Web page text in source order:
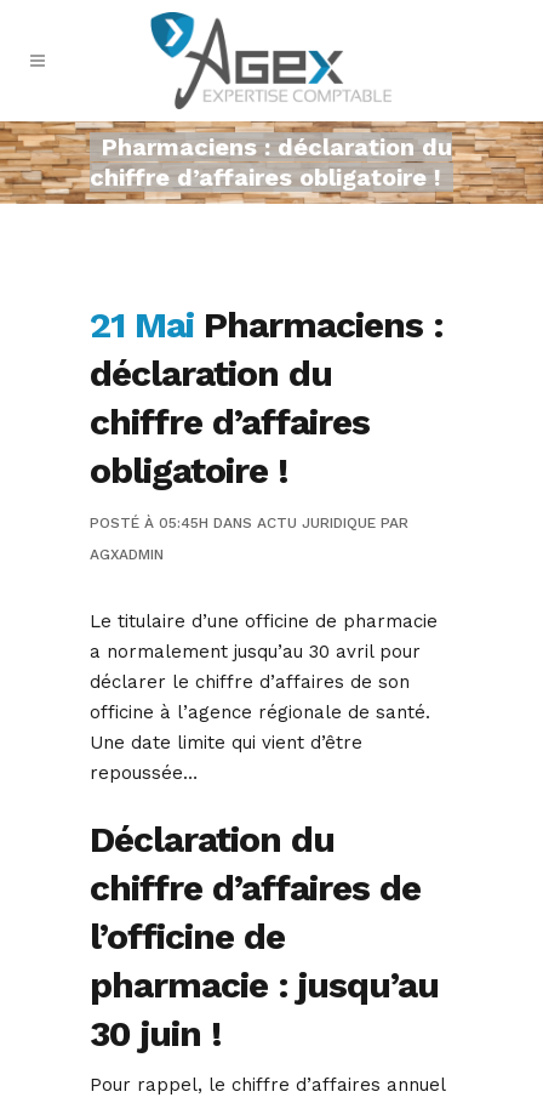
Pharmaciens : déclaration du
chiffre d’affaires obligatoire !
21 Mai Pharmaciens :
déclaration du
chiffre d’affaires
obligatoire !
POSTÉ À 05:45H DANS ACTU JURIDIQUE PAR
AGXADMIN
Le titulaire d’une officine de pharmacie
a normalement jusqu’au 30 avril pour
déclarer le chiffre d’affaires de son
officine à l’agence régionale de santé.
Une date limite qui vient d’être
repoussée…
Déclaration du
chiffre d’affaires de
l’officine de
pharmacie : jusqu’au
30 juin !
Pour rappel, le chiffre d’affaires annuel